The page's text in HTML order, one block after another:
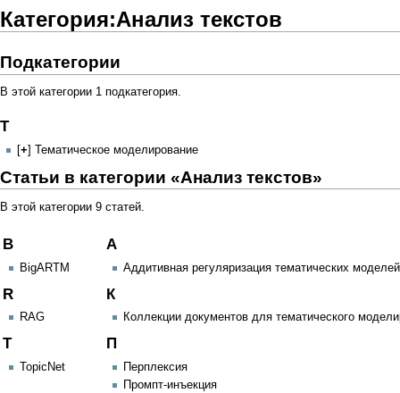
Категория:Анализ текстов
Подкатегории
В этой категории 1 подкатегория.
Т
[+ Тематическое моделирование
Статьи в категории «Анализ текстов»
В этой категории 9 статей.
B
BigARTM
R
RAG
T
TopicNet
А
Аддитивная регуляризация тематических моделей
К
Коллекции документов для тематического
П
Перплексия
Промпт-инъекция